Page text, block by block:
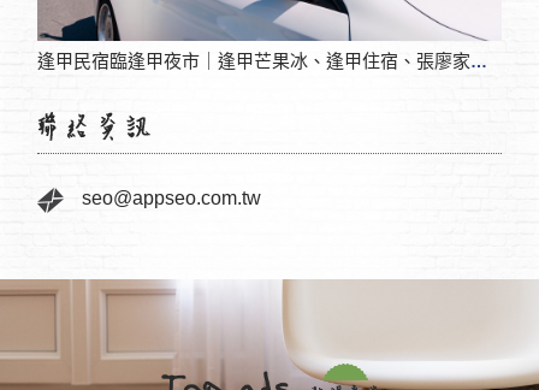
逢甲民宿臨逢甲夜市｜逢甲芒果冰、逢甲住宿、張廖家廟、臺中市立圖書館、秋紅谷廣場
seo@appseo.com.tw